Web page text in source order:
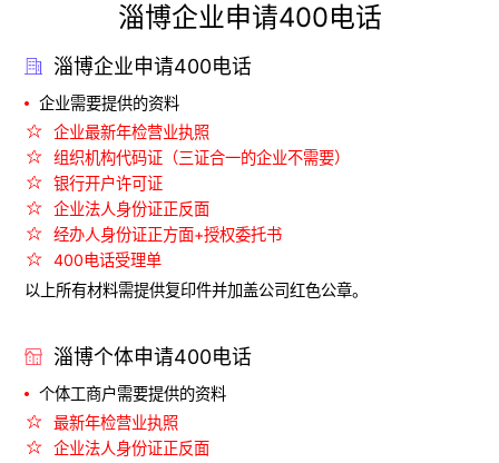
淄博企业申请400电话
淄博企业申请400电话
企业需要提供的资料
企业最新年检营业执照
组织机构代码证（三证合一的企业不需要）
银行开户许可证
企业法人身份证正反面
经办人身份证正方面+授权委托书
400电话受理单
以上所有材料需提供复印件并加盖公司红色公章。
淄博个体申请400电话
个体工商户需要提供的资料
最新年检营业执照
企业法人身份证正反面